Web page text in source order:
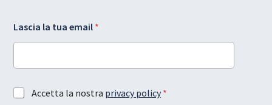
c
c
a
z
D
P
a
*
Lascia la tua email *
A
Accetta la nostra privacy policy *